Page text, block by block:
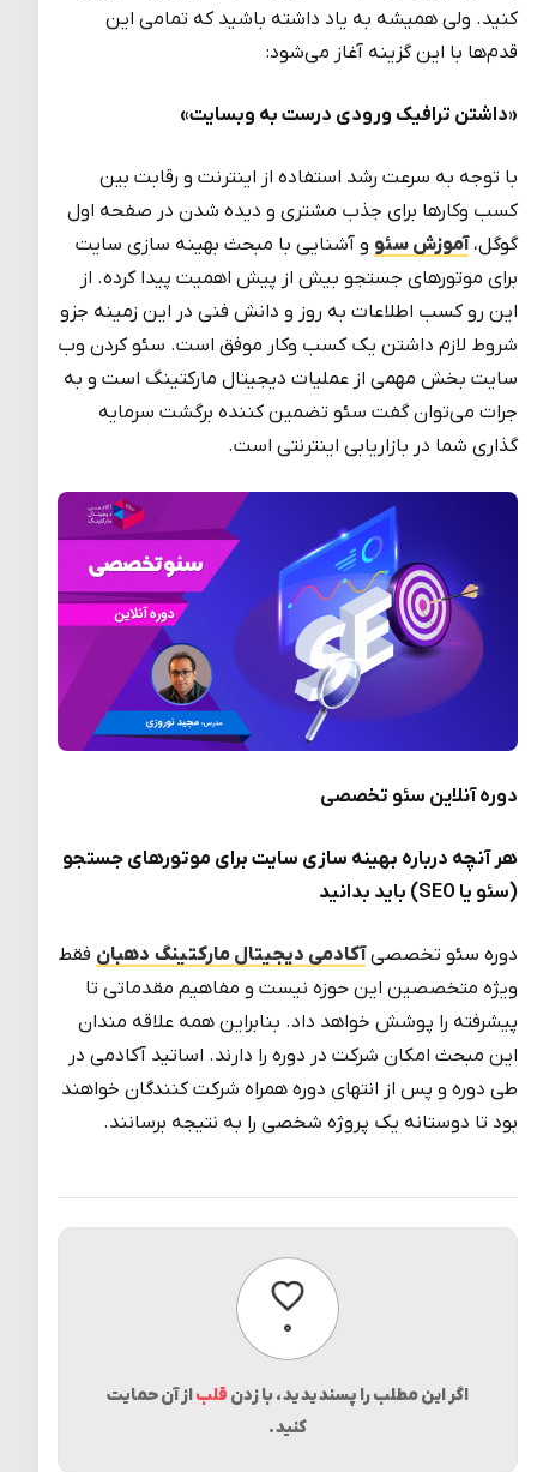
کنید. ولی همیشه به یاد داشته باشید که تمامی این
قدم‌ها با این گزینه آغاز می‌شود:
«داشتن ترافیک ورودی درست به وبسایت»
با توجه به سرعت رشد استفاده از اینترنت و رقابت بین
کسب وکارها برای جذب مشتری و دیده شدن در صفحه اول
گوگل،آموزش سئو و آشنایی با مبحث بهینه سازی سایت
برای موتورهای جستجو بیش از پیش اهمیت پیدا کرده. از
این رو کسب اطلاعات به روز و دانش فنی در این زمینه جزو
شروط لازم داشتن یک کسب وکار موفق است. سئو کردن وب
سایت بخش مهمی از عملیات دیجیتال مارکتینگ است و به
جرات می‌توان گفت سئو تضمین کننده برگشت سرمایه‌
گذاری شما در بازاریابی اینترنتی است.
دوره آنلاین سئو تخصصی
هر آنچه درباره بهینه سازی سایت برای موتورهای جستجو
(سئو یا SEO) باید بدانید
دوره سئو تخصصیآکادمی دیجیتال مارکتینگ دهبان فقط
ویژه متخصصین این حوزه نیست و مفاهیم مقدماتی تا
پیشرفته را پوشش خواهد داد. بنابراین همه علاقه مندان
این مبحث امکان شرکت در دوره را دارند. اساتید آکادمی در
طی دوره و پس از انتهای دوره همراه شرکت کنندگان خواهند
بود تا دوستانه یک پروژه شخصی را به نتیجه برسانند.
۰پسندیدن
اگر این مطلب را پسندیدید، با زدن قلباز آن حمایت
کنید.